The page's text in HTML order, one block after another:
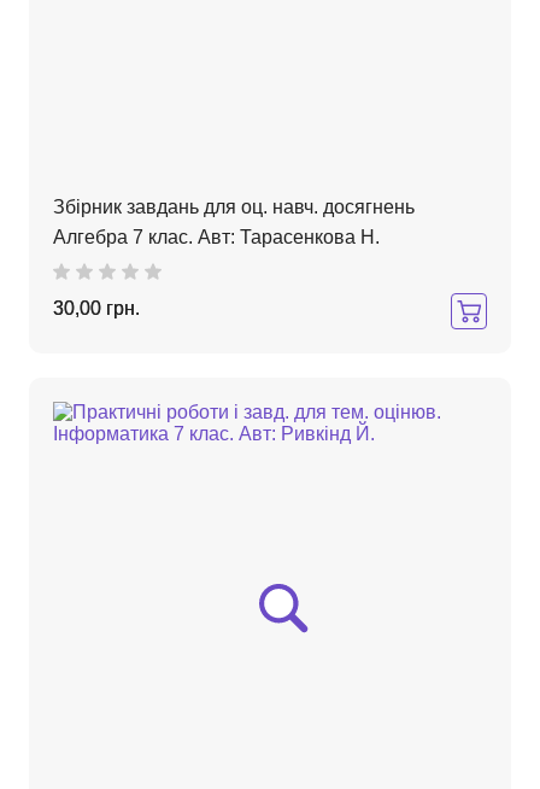
Збірник завдань для оц. навч. досягнень
Алгебра 7 клас. Авт: Тарасенкова Н.
30,00 грн.